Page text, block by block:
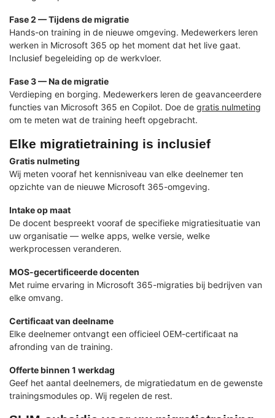
Fase 2 — Tijdens de migratie
Hands-on training in de nieuwe omgeving. Medewerkers leren
werken in Microsoft 365 op het moment dat het live gaat.
Inclusief begeleiding op de werkvloer.
Fase 3 — Na de migratie
Verdieping en borging. Medewerkers leren de geavanceerdere
functies van Microsoft 365 en Copilot. Doe de gratis nulmeting
om te meten wat de training heeft opgebracht.
Elke migratietraining is inclusief
Gratis nulmeting
Wij meten vooraf het kennisniveau van elke deelnemer ten
opzichte van de nieuwe Microsoft 365-omgeving.
Intake op maat
De docent bespreekt vooraf de specifieke migratiesituatie van
uw organisatie — welke apps, welke versie, welke
werkprocessen veranderen.
MOS-gecertificeerde docenten
Met ruime ervaring in Microsoft 365-migraties bij bedrijven van
elke omvang.
Certificaat van deelname
Elke deelnemer ontvangt een officieel OEM-certificaat na
afronding van de training.
Offerte binnen 1 werkdag
Geef het aantal deelnemers, de migratiedatum en de gewenste
trainingsmodules op. Wij regelen de rest.